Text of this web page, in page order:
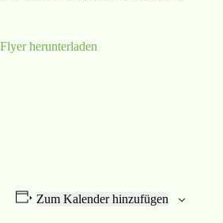
Flyer herunterladen
Zum Kalender hinzufügen